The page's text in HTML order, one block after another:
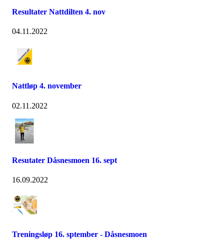
Resultater Nattdilten 4. nov
04.11.2022
Nattløp 4. november
02.11.2022
Resutater Dåsnesmoen 16. sept
16.09.2022
Treningsløp 16. sptember - Dåsnesmoen